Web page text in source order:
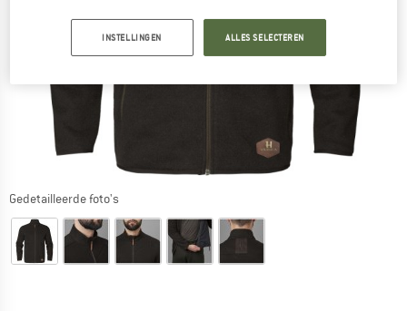
Gedetailleerde foto's
INSTELLINGEN ALLES SELECTEREN